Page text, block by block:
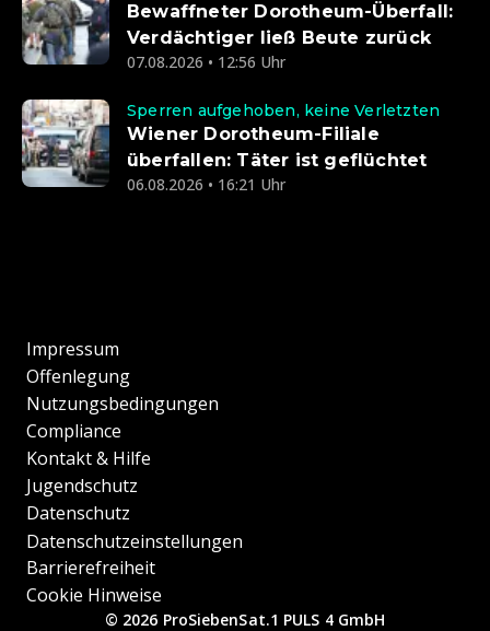
Bewaffneter Dorotheum-Überfall:
Verdächtiger ließ Beute zurück
07.08.2026 • 12:56 Uhr
Sperren aufgehoben, keine Verletzten
Wiener Dorotheum-Filiale
überfallen: Täter ist geflüchtet
06.08.2026 • 16:21 Uhr
Impressum
Offenlegung
Nutzungsbedingungen
Compliance
Kontakt & Hilfe
Jugendschutz
Datenschutz
Datenschutzeinstellungen
Barrierefreiheit
Cookie Hinweise
© 2026 ProSiebenSat.1 PULS 4 GmbH